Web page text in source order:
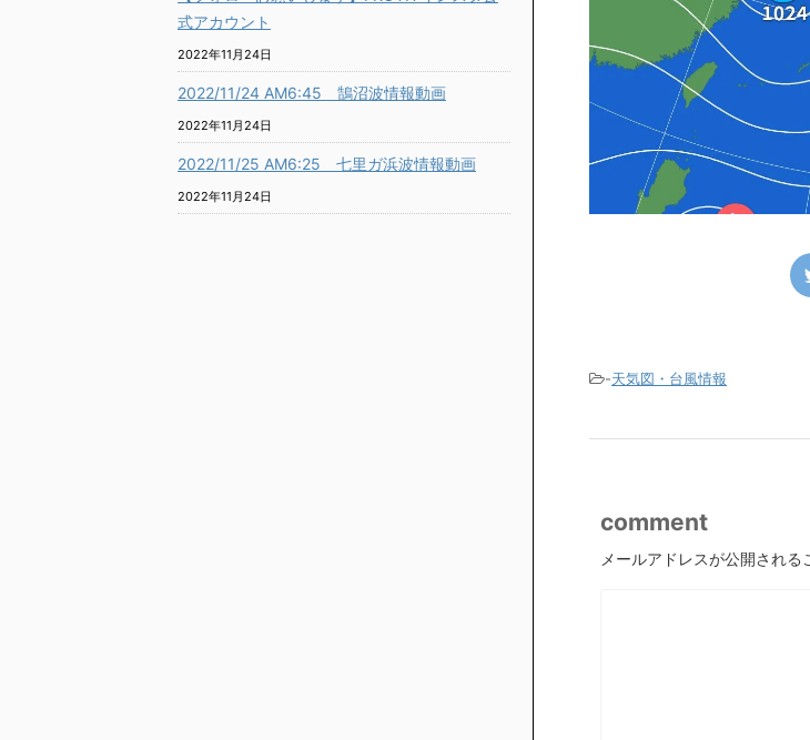
-天気図・台風情報
comment
メールアドレスが公開される
式アカウント
2022年11月24日
2022/11/24 AM6:45 鵠沼波情報動画
2022年11月24日
2022/11/25 AM6:25 七里ガ浜波情報動画
2022年11月24日